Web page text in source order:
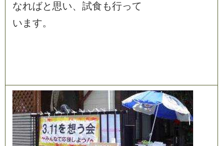
なればと 思い、 試食も行って
い ま す。